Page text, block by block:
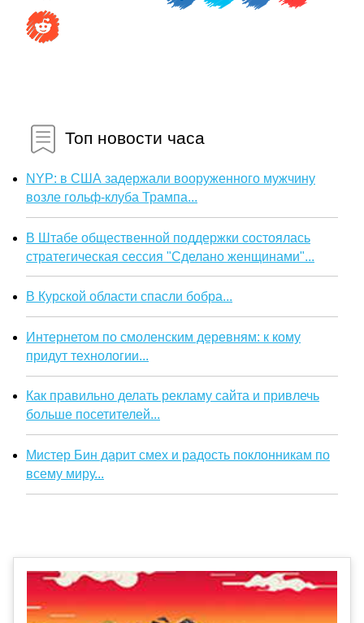
Топ новости часа
NYP: в США задержали вооруженного мужчину
возле гольф-клуба Трампа...
В Штабе общественной поддержки состоялась
стратегическая сессия "Сделано женщинами"...
В Курской области спасли бобра...
Интернетом по смоленским деревням: к кому
придут технологии...
Как правильно делать рекламу сайта и привлечь
больше посетителей...
Мистер Бин дарит смех и радость поклонникам по
всему миру...